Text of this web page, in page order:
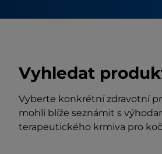
Vyhledat
Vyberte konkrétní zdravotní
mohli blíže seznámit s
terapeutického krmiva pro